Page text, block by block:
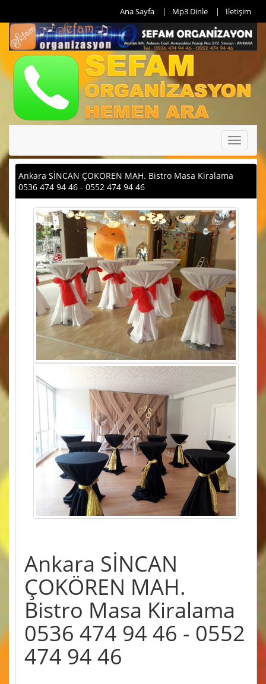
Ana Sayfa Mp3 Dinle İletişim
Toggle
Ankara SİNCAN ÇOKÖREN MAH. Bistro Masa Kiralama
0536 474 94 46 - 0552 474 94 46
Ankara SİNCAN
ÇOKÖREN MAH.
Bistro Masa Kiralama
0536 474 94 46 - 0552
474 94 46